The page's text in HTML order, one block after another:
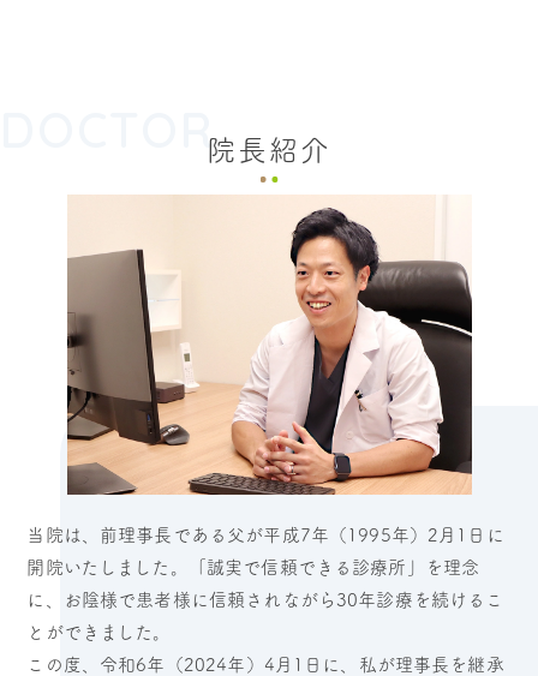
DOCTOR院長紹介
当院は、前理事長である父が平成7年（1995年）2月1日に
開院いたしました。「誠実で信頼できる診療所」を理念
に、お陰様で患者様に信頼されながら30年診療を続けるこ
とができました。
この度、令和6年（2024年）4月1日に、私が理事長を継承